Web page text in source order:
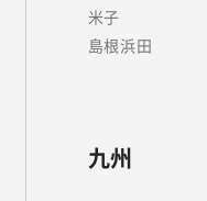
米子
島根浜田
九州